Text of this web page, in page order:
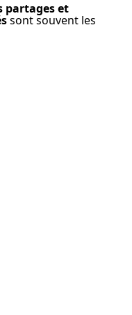
partages et
sont souvent les